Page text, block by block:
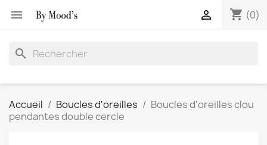
 shopping_cart (0)

search
Accueil Boucles d'oreilles
Boucles d'oreilles clou
pendantes double cercle